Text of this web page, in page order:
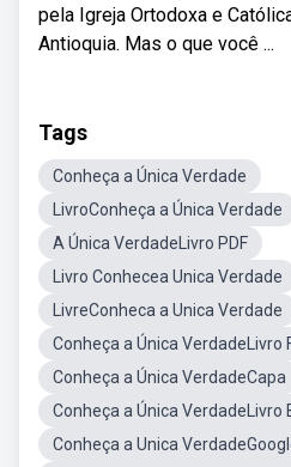
pela Igreja Ortodoxa e
Antioquia. Mas o que você ...
Tags
Conheça a Única Verdade
LivroConheça a Única Verdade
A Única VerdadeLivro PDF
Livro Conhecea Unica Verdade
LivreConheca a Unica Verdade
Conheça a Única VerdadeLivro
Conheça a Única VerdadeCapa
Conheça a Única VerdadeLivro
Conheça a Unica